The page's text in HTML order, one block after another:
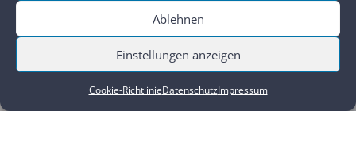
Ablehnen
Einstellungen anzeigen
Cookie-RichtlinieDatenschutzImpressum